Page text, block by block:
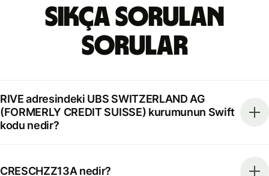
Sıkça Sorulan
Sorular
RIVE adresindeki UBS SWITZERLAND AG
(FORMERLY CREDIT SUISSE) kurumunun Swift
kodu nedir?
CRESCHZZ13A nedir?